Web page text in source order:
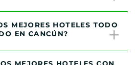
MEJORES HOTELES TODO
EN CANCÚN?